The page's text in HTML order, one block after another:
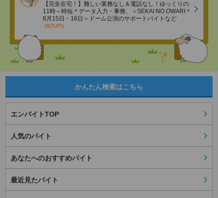
【完全在宅！】難しい業務なし＆電話なし！ゆっくりの
11時～時短＊データ入力・事務、＜SEKAI NO OWARI＊
8月15日・16日＞ドーム公演のサポートバイトなど
(8/7UP!)
かんたん検索はこちら
エンバイトTOP
人気のバイト
あなたへのおすすめバイト
最近見たバイト